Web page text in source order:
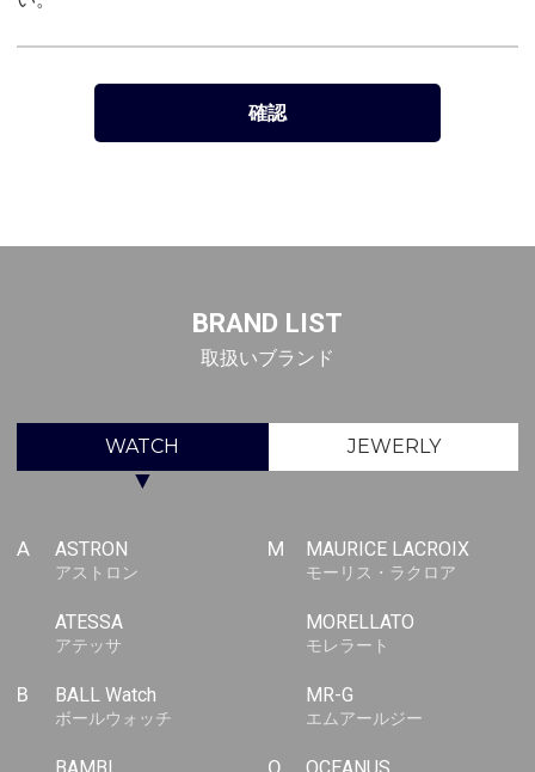
BRAND LIST
取扱いブランド
WATCH JEWERLY
▼
A ASTRON
アストロン
ATESSA
アテッサ
B BALL Watch
ボールウォッチ
M MAURICE LACROIX
モーリス・ラクロア
MORELLATO
モレラート
MR-G
エムアールジー